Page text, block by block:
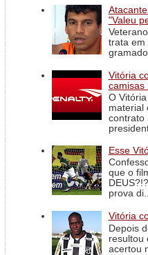
"Valeu
trata em
Vitória
camisas
O
material
contrato
Esse
que o
prova
Vitória
Depois
resultou
acertou